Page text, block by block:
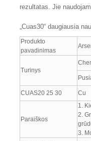
rezultatas. Jie
„Cuas30“ daugiausia
Produkto
pavadinimas
Turinys
CUAS20 25 30 Cu
Paraiškos
1.
2.
3.